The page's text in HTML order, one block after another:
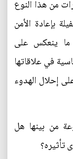
من هذا النوع
بإعادة الأمن
ما ينعكس على
في علاقاتها
إحلال الهدوء
من بينها هل
تأثيره؟